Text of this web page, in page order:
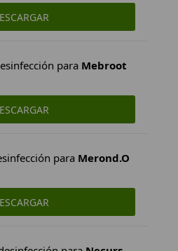
para Mebroot
para Merond.O